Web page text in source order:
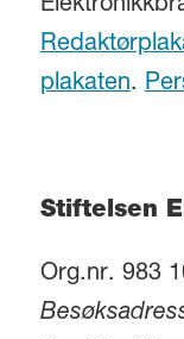
plakaten.
Stiftelsen
Org.nr. 983